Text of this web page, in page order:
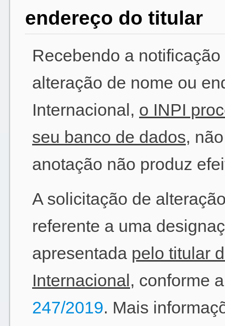
endereço do titular
Recebendo a notificação
alteração de nome ou
Internacional, o INPI
seu banco de dados,
anotação não produz
A solicitação de
referente a uma
apresentada pelo titular
Internacional, conforme
247/2019. Mais